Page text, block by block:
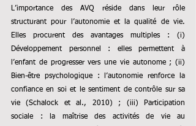
L’importance des AVQ réside dans leur rôle
structurant pour l’autonomie et la qualité de vie.
Elles procurent des avantages multiples :
Développement personnel : elles permettent à
l’enfant de progresser vers une vie autonome ; (ii)
Bien-être psychologique : l’autonomie renforce la
confiance en soi et le sentiment de contrôle sur sa
vie (Schalock et al., 2010) ; (iii) Participation
sociale : la maîtrise des activités de vie au